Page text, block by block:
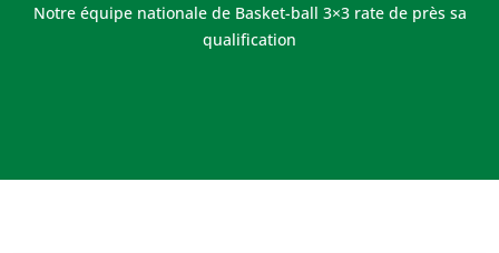
Notre équipe nationale de Basket-ball 3×3 rate de près sa
qualification